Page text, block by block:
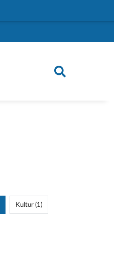
Kultur (1)